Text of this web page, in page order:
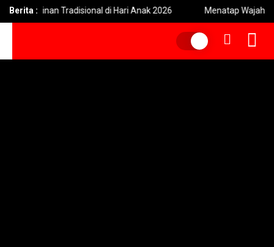
Berita :Tradisional di Hari Anak 2026 Menatap Wajah